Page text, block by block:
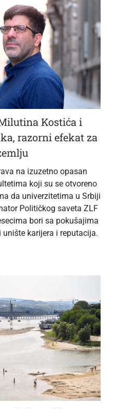
Kostića i
razorni efekat za
na izuzetno opasan
koji su se otvoreno
da univerzitetima u Srbiji
Političkog saveta ZLF
bori sa pokušajima
karijera i reputacija.